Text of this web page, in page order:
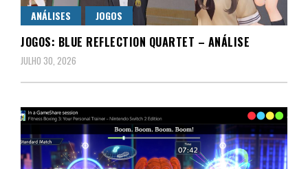
ANÁLISES JOGOS
JOGOS: BLUE REFLECTION QUARTET – ANÁLISE
JULHO 30, 2026